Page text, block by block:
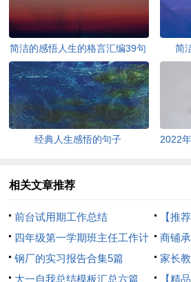
简洁的感悟人生的格言汇编39句 简
经典人生感悟的句子
2022
相关文章推荐
前台试用期工作总结
【推
四年级第一学期班主任工作计
划
商铺
钢厂的实习报告合集5篇
家长
大一自我总结模板汇总六篇
【精